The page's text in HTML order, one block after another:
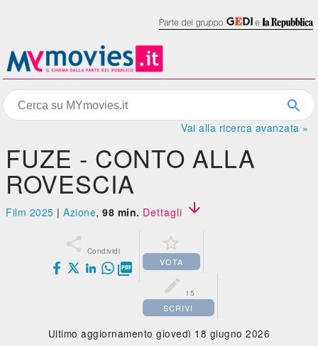
Vai alla ricerca avanzata »
FUZE - CONTO ALLA
ROVESCIA
Film 2025 |Azione,98 min. Dettagli 
 Condividi


VOTA
 15
SCRIVI
Ultimo aggiornamento giovedì 18 giugno 2026